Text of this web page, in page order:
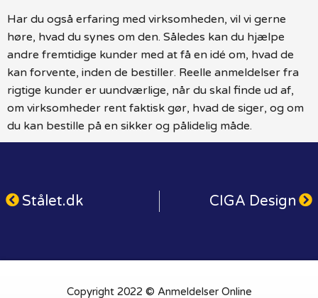
Har du også erfaring med virksomheden, vil vi gerne
høre, hvad du synes om den. Således kan du hjælpe
andre fremtidige kunder med at få en idé om, hvad de
kan forvente, inden de bestiller. Reelle anmeldelser fra
rigtige kunder er uundværlige, når du skal finde ud af,
om virksomheder rent faktisk gør, hvad de siger, og om
du kan bestille på en sikker og pålidelig måde.
Stålet.dk CIGA Design
Copyright 2022 © Anmeldelser Online